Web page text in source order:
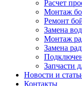
Расчет
Монтаж
Ремонт
Замена
Монтаж
Замена
Запчасти
Новости и
Контакты